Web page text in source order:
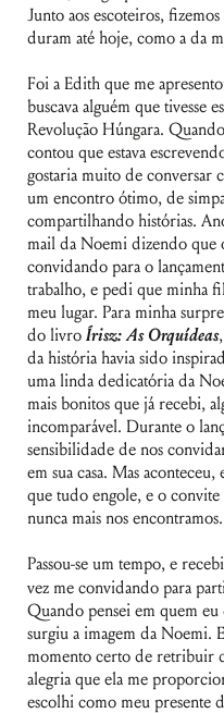
Junto aos escoteiros,
duram até hoje, como a da
Foi a Edith que me
buscava alguém que tivesse
Revolução Húngara.
contou que estava
gostaria muito de conversar
um encontro ótimo, de
compartilhando histórias.
mail da Noemi dizendo que
convidando para o
trabalho, e pedi que minha
meu lugar. Para minha
do livroÍrisz: As Orquídeas
da história havia sido
uma linda dedicatória da
mais bonitos que já recebi,
incomparável. Durante o
sensibilidade de nos
em sua casa. Mas aconteceu,
que tudo engole, e o convite
nunca mais nos encontramos.
Passou-se um tempo, e
vez me convidando para
Quando pensei em quem
surgiu a imagem da Noemi.
momento certo de retribuir
alegria que ela me
escolhi como meu presente